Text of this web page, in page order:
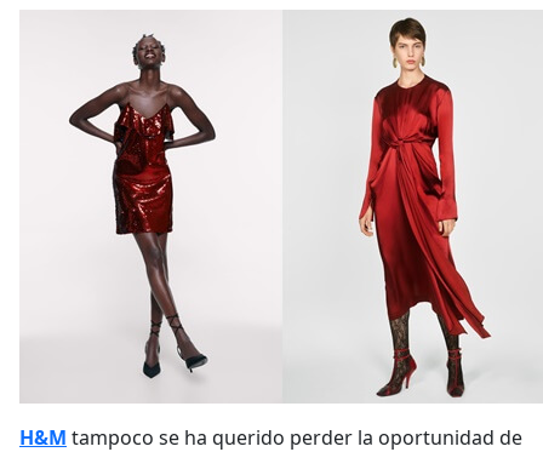
H&M tampoco se ha querido perder la oportunidad de